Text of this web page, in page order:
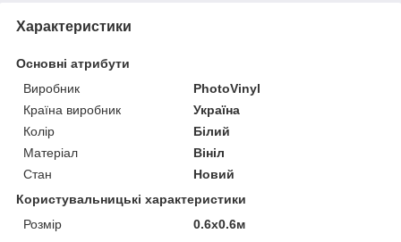
Характеристики
Основні атрибути
Виробник
PhotoVinyl
Країна виробник
Україна
Колір
Білий
Матеріал
Вініл
Стан
Новий
Користувальницькі характеристики
Розмір
0.6х0.6м